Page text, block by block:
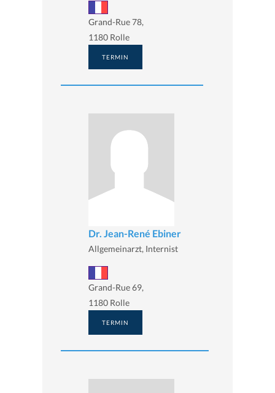
Grand-Rue 78,
1180 Rolle
TERMIN
Dr. Jean-René Ebiner
Allgemeinarzt, Internist
Grand-Rue 69,
1180 Rolle
TERMIN